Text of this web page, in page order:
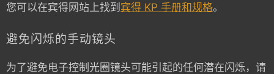
您可以在宾得网站上找到 宾得 KP 手册和规格。
避免闪烁的手动镜头
为了避免电子控制光圈镜头可能引起的任何潜在闪烁，请